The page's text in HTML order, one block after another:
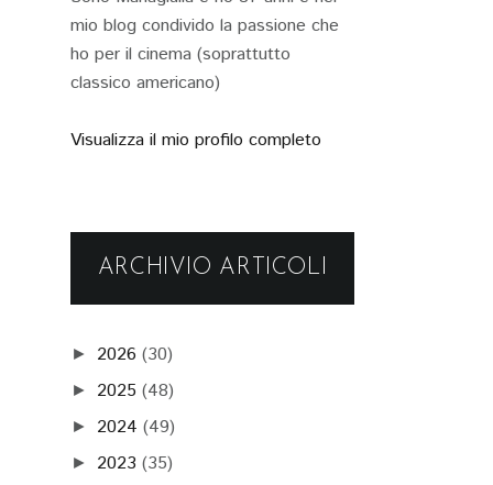
mio blog condivido la passione che
ho per il cinema (soprattutto
classico americano)
Visualizza il mio profilo completo
ARCHIVIO ARTICOLI
► 2026 (30)
► 2025 (48)
► 2024 (49)
► 2023 (35)